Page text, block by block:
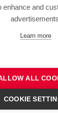
enhance and
Learn more
ALL
COOKIE
vous à notre